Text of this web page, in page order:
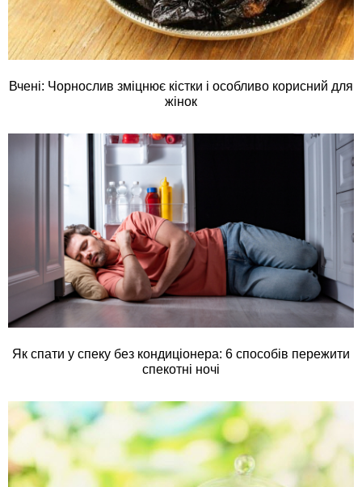
Вчені: Чорнослив зміцнює кістки і особливо корисний для
жінок
Як спати у спеку без кондиціонера: 6 способів пережити
спекотні ночі